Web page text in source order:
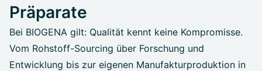
Präparate
Bei BIOGENA gilt: Qualität kennt keine Kompromisse.
Vom Rohstoff-Sourcing über Forschung und
Entwicklung bis zur eigenen Manufakturproduktion in